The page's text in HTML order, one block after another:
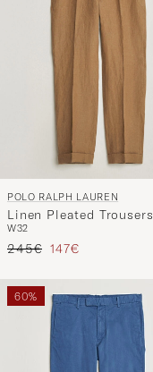
POLO RALPH LAUREN
Linen Pleated Trousers
Light Sable
W32
Regulärer Preis
245€ Reduzierter Preis
147€
60%